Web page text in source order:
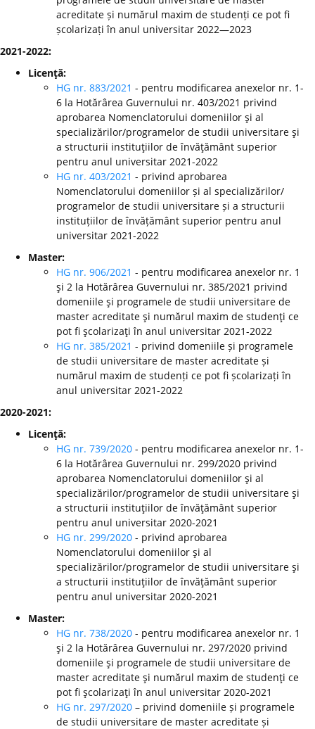
acreditate și numărul maxim de studenți ce pot fi
școlarizați în anul universitar 2022—2023
2021-2022:
Licenţă:
HG nr. 883/2021 - pentru modificarea anexelor nr. 1-
6 la Hotărârea Guvernului nr. 403/2021 privind
aprobarea Nomenclatorului domeniilor şi al
specializărilor/programelor de studii universitare şi
a structurii instituţiilor de învăţământ superior
pentru anul universitar 2021-2022
HG nr. 403/2021 - privind aprobarea
Nomenclatorului domeniilor și al specializărilor/
programelor de studii universitare și a structurii
instituțiilor de învățământ superior pentru anul
universitar 2021-2022
Master:
HG nr. 906/2021 - pentru modificarea anexelor nr. 1
şi 2 la Hotărârea Guvernului nr. 385/2021 privind
domeniile şi programele de studii universitare de
master acreditate şi numărul maxim de studenţi ce
pot fi şcolarizaţi în anul universitar 2021-2022
HG nr. 385/2021 - privind domeniile și programele
de studii universitare de master acreditate și
numărul maxim de studenți ce pot fi școlarizați în
anul universitar 2021-2022
2020-2021:
Licenţă:
HG nr. 739/2020 - pentru modificarea anexelor nr. 1-
6 la Hotărârea Guvernului nr. 299/2020 privind
aprobarea Nomenclatorului domeniilor şi al
specializărilor/programelor de studii universitare şi
a structurii instituţiilor de învăţământ superior
pentru anul universitar 2020-2021
HG nr. 299/2020 - privind aprobarea
Nomenclatorului domeniilor şi al
specializărilor/programelor de studii universitare şi
a structurii instituţiilor de învăţământ superior
pentru anul universitar 2020-2021
Master:
HG nr. 738/2020 - pentru modificarea anexelor nr. 1
şi 2 la Hotărârea Guvernului nr. 297/2020 privind
domeniile şi programele de studii universitare de
master acreditate şi numărul maxim de studenţi ce
pot fi şcolarizaţi în anul universitar 2020-2021
HG nr. 297/2020 – privind domeniile și programele
de studii universitare de master acreditate și